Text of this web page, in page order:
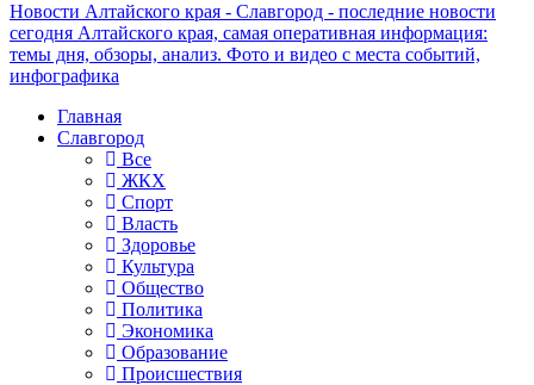
Новости Алтайского края - Славгород - последние новости
сегодня Алтайского края, самая оперативная информация:
темы дня, обзоры, анализ. Фото и видео с места событий,
инфографика
Главная
Славгород
Все
ЖКХ
Спорт
Власть
Здоровье
Культура
Общество
Политика
Экономика
Образование
Происшествия